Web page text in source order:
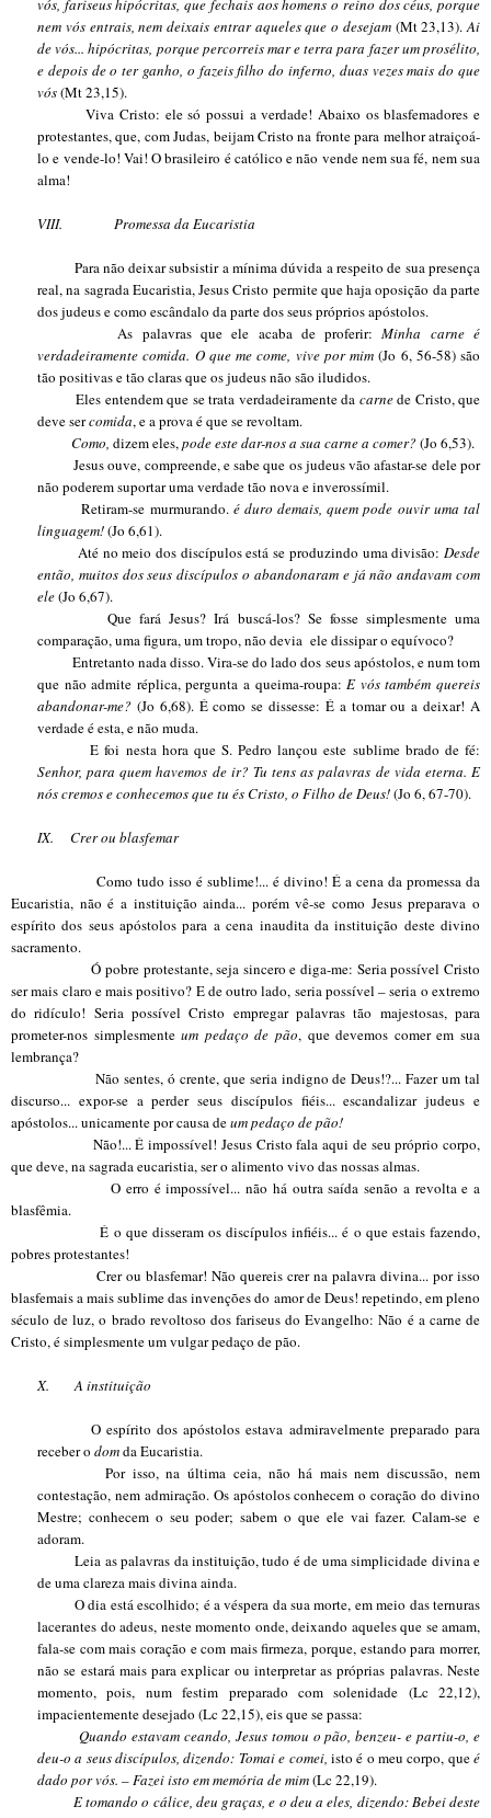
vós, fariseus hipócritas, que fechais aos homens o reino dos céus, porque
nem vós entrais, nem deixais entrar aqueles que o desejam (Mt 23,13).Ai
de vós... hipócritas, porque percorreis mar e terra para fazer um prosélito,
e depois de o ter ganho, o fazeis filho do inferno, duas vezes mais do que
vós(Mt 23,15).
Viva Cristo: ele só possui a verdade! Abaixo os blasfemadores e
protestantes, que, com Judas, beijam Cristo na fronte para melhor atraiçoá-
lo e vende-lo! Vai! O brasileiro é católico e não vende nem sua fé, nem sua
alma!
VIII. Promessa da Eucaristia
Para não deixar subsistir a mínima dúvida a respeito de sua presença
real, na sagrada Eucaristia, Jesus Cristo permite que haja oposição da parte
dos judeus e como escândalo da parte dos seus próprios apóstolos.
As palavras que ele acaba de proferir:Minha carne é
verdadeiramente comida. O que me come, vive por mim(Jo 6, 56-58) são
tão positivas e tão claras que os judeus não são iludidos.
Eles entendem que se trata verdadeiramente da carnede Cristo, que
deve sercomida, e a prova é que se revoltam.
Como, dizem eles,pode este dar-nos a sua carne a comer? (Jo 6,53).
Jesus ouve, compreende, e sabe que os judeus vão afastar-se dele por
não poderem suportar uma verdade tão nova e inverossímil.
Retiram-se murmurando. é duro demais, quem pode ouvir uma tal
linguagem!(Jo 6,61).
Até no meio dos discípulos está se produzindo uma divisão:Desde
então, muitos dos seus discípulos o abandonaram e já não andavam com
ele(Jo 6,67).
Que fará Jesus? Irá buscá-los? Se fosse simplesmente uma
comparação, uma figura, um tropo, não devia ele dissipar o equívoco?
Entretanto nada disso. Vira-se do lado dos seus apóstolos, e num tom
que não admite réplica, pergunta a queima-roupa:E vós também quereis
abandonar-me? (Jo 6,68). É como se dissesse: É a tomar ou a deixar! A
verdade é esta, e não muda.
E foi nesta hora que S. Pedro lançou este sublime brado de fé:
Senhor, para quem havemos de ir? Tu tens as palavras de vida eterna. E
nós cremos e conhecemos que tu és Cristo, o Filho de Deus!(Jo 6, 67-70).
IX. Crer ou blasfemar
Como tudo isso é sublime!... é divino! É a cena da promessa da
Eucaristia, não é a instituição ainda... porém vê-se como Jesus preparava o
espírito dos seus apóstolos para a cena inaudita da instituição deste divino
sacramento.
Ó pobre protestante, seja sincero e diga-me: Seria possível Cristo
ser mais claro e mais positivo? E de outro lado, seria possível – seria o extremo
do ridículo! Seria possível Cristo empregar palavras tão majestosas, para
prometer-nos simplesmenteum pedaço de pão, que devemos comer em sua
lembrança?
Não sentes, ó crente, que seria indigno de Deus!?... Fazer um tal
discurso... expor-se a perder seus discípulos fiéis... escandalizar judeus e
apóstolos... unicamente por causa deum pedaço de pão!
Não!... É impossível! Jesus Cristo fala aqui de seu próprio corpo,
que deve, na sagrada eucaristia, ser o alimento vivo das nossas almas.
O erro é impossível... não há outra saída senão a revolta e a
blasfêmia.
É o que disseram os discípulos infiéis... é o que estais fazendo,
pobres protestantes!
Crer ou blasfemar! Não quereis crer na palavra divina... por isso
blasfemais a mais sublime das invenções do amor de Deus! repetindo, em pleno
século de luz, o brado revoltoso dos fariseus do Evangelho: Não é a carne de
Cristo, é simplesmente um vulgar pedaço de pão.
X. A instituição
O espírito dos apóstolos estava admiravelmente preparado para
receber o domda Eucaristia.
Por isso, na última ceia, não há mais nem discussão, nem
contestação, nem admiração. Os apóstolos conhecem o coração do divino
Mestre; conhecem o seu poder; sabem o que ele vai fazer. Calam-se e
adoram.
Leia as palavras da instituição, tudo é de uma simplicidade divina e
de uma clareza mais divina ainda.
O dia está escolhido; é a véspera da sua morte, em meio das ternuras
lacerantes do adeus, neste momento onde, deixando aqueles que se amam,
fala-se com mais coração e com mais firmeza, porque, estando para morrer,
não se estará mais para explicar ou interpretar as próprias palavras. Neste
momento, pois, num festim preparado com solenidade (Lc 22,12),
impacientemente desejado (Lc 22,15), eis que se passa:
Quando estavam ceando, Jesus tomou o pão, benzeu- e partiu-o, e
deu-o a seus discípulos, dizendo: Tomai e comei, isto é o meu corpo, queé
dado por vós. – Fazei isto em memória de mim(Lc 22,19).
E tomando o cálice, deu graças, e o deu a eles, dizendo: Bebei deste